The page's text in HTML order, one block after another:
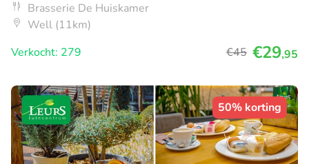
Brasserie De Huiskamer
Well (11km)
Verkocht: 279
€45 €29,95
50% korting